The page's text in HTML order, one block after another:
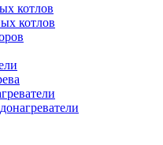
котлов
котлов